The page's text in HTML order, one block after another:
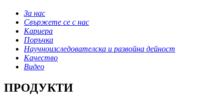
За нас
Свържете се с нас
Кариера
Поръчка
Научноизследователска и развойна дейност
Качество
Видео
ПРОДУКТИ